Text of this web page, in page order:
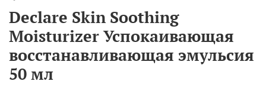
Declare Skin Soothing
Moisturizer Успокаивающая
восстанавливающая эмульсия
50 мл